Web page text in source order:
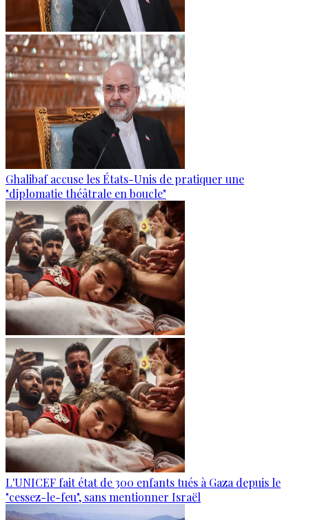
Ghalibaf accuse les États-Unis de pratiquer une
"diplomatie théâtrale en boucle"
L'UNICEF fait état de 300 enfants tués à Gaza depuis le
"cessez-le-feu", sans mentionner Israël